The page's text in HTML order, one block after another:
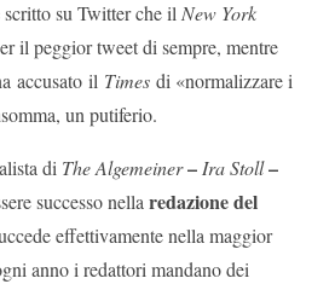
su Twitter che ilNew York
il peggior tweet di sempre, mentre
accusato il Times di «normalizzare i
un putiferio.
di The Algemeiner–Ira Stoll–
successo nellaredazione del
effettivamente nella maggior
anno i redattori mandano dei